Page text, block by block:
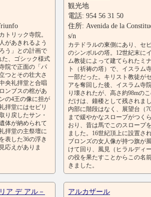
トリック寺院。
があきれるよう
う」との計画で
た、ゴシック様式
院で正面の「パ
つとその壮大さ
央礼拝堂と合唱
ンブスの棺があ
の4王の像に担が
拝堂にはセビリ
り戻したサン・
体が納められて
拝堂の主祭壇に
表した36の浮き
応えがありま
観光地
電話: 954 56 31 50
住所: Avenida de la
s/n
カテドラルの東側にあり、セ
のシンボルの塔。12世紀末に
ム教徒によって建てられたミ
ト（祈祷の塔）で、イスラム
一部だった。キリスト教徒が
アを奪回した後、イスラム寺
り壊されたが、高さ約98mの
だけは、鐘楼として残されま
内部に階段はなく、展望台（
まで緩やかなスロープがつく
おり、昔は馬でこのスロープ
ました。16世紀頂上に設置さ
ブロンズの女人像が持つ旗が
けて回り、風見（ヒラルディ
の役を果たすことからこの名
きました。
ア デ アル－
アルカザール